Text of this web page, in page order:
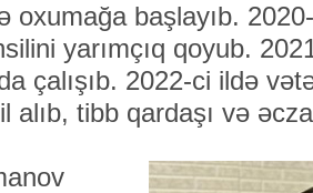
oxumağa başlayıb.
yarımçıq qoyub.
çalışıb. 2022-ci ildə
alıb, tibb qardaşı və